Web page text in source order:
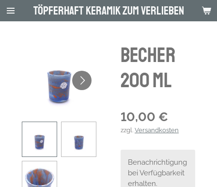
Zum
Hauptinhalt
Töpferhaft Keramik zum Verlieben
Becher
200 ml
10,00 €
zzgl. Versandkosten
Benachrichtigung
bei Verfügbarkeit
erhalten.